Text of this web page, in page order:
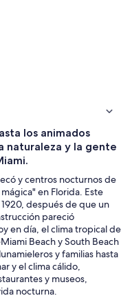
los animados
naturaleza y la gente
y centros nocturnos de
en Florida. Este
después de que un
pareció
en día, el clima tropical de
Beach y South Beach
y familias hasta
y el clima cálido,
y museos,
nocturna.